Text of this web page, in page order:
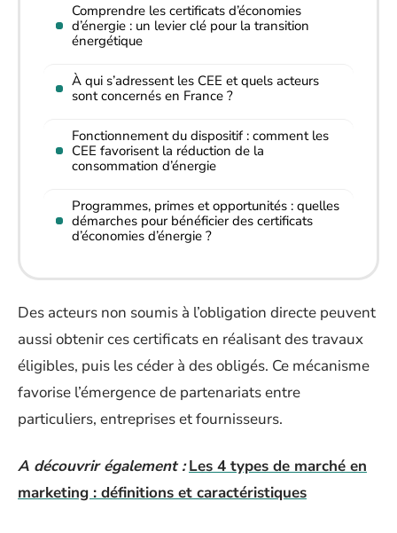
Comprendre les certificats d’économies
d’énergie : un levier clé pour la transition
énergétique
À qui s’adressent les CEE et quels acteurs
sont concernés en France ?
Fonctionnement du dispositif : comment les
CEE favorisent la réduction de la
consommation d’énergie
Programmes, primes et opportunités : quelles
démarches pour bénéficier des certificats
d’économies d’énergie ?
Des acteurs non soumis à l’obligation directe peuvent
aussi obtenir ces certificats en réalisant des travaux
éligibles, puis les céder à des obligés. Ce mécanisme
favorise l’émergence de partenariats entre
particuliers, entreprises et fournisseurs.
A découvrir également : Les 4 types de marché en
marketing : définitions et caractéristiques